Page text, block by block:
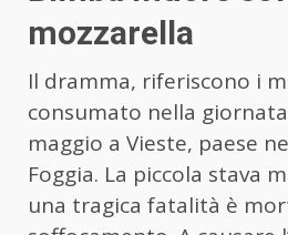
mozzarella
Il dramma, riferiscono i
consumato nella
maggio a Vieste, paese
Foggia. La piccola stava
una tragica fatalità è